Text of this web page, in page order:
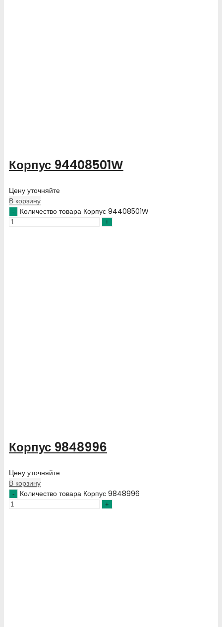
Корпус 94408501W
Цену уточняйте
В корзину
Количество товара Корпус 94408501W
Корпус 9848996
Цену уточняйте
В корзину
Количество товара Корпус 9848996